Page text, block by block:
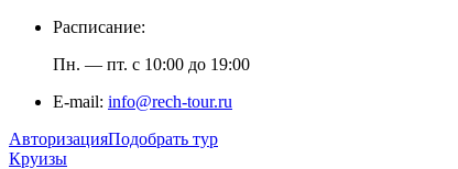
Расписание:
Пн. — пт. с 10:00 до 19:00
E-mail: info@rech-tour.ru
АвторизацияПодобрать тур
Круизы